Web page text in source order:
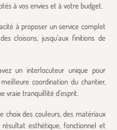
à vos envies et à votre budget.
à proposer un service complet
cloisons, jusqu’aux finitions de
un interlocuteur unique pour
coordination du chantier,
vraie tranquillité d’esprit.
choix des couleurs, des matériaux
esthétique, fonctionnel et